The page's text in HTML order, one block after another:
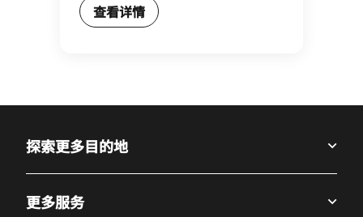
查看详情
探索更多目的地
更多服务